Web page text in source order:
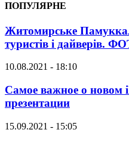
ПОПУЛЯРНЕ
Житомирське
туристів і дайверів.
10.08.2021 - 18:10
Самое важное о новом
презентации
15.09.2021 - 15:05